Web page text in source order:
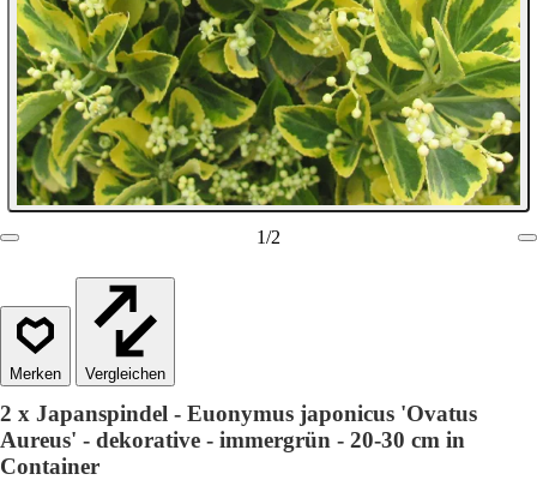
1/2
Vergleichen
2 x Japanspindel - Euonymus japonicus 'Ovatus
Aureus' - dekorative - immergrün - 20-30 cm in
Container